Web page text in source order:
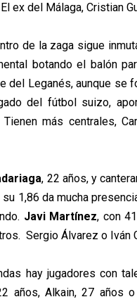
ex del Málaga, Cristian
de la zaga sigue
botando el balón
del Leganés, aunque se
del fútbol suizo,
Tienen más centrales,
, 22 años, y
su 1,86 da mucha
Javi Martínez, con
Sergio Álvarez o Iván
hay jugadores con
años, Alkain, 27 años